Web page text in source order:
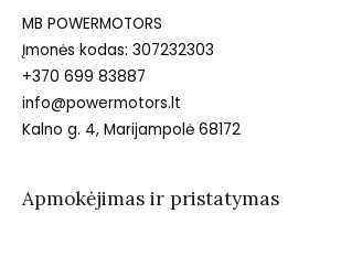
MB POWERMOTORS
Įmonės kodas: 307232303
+370 699 83887
info@powermotors.lt
Kalno g. 4, Marijampolė 68172
Apmokėjimas ir pristatymas